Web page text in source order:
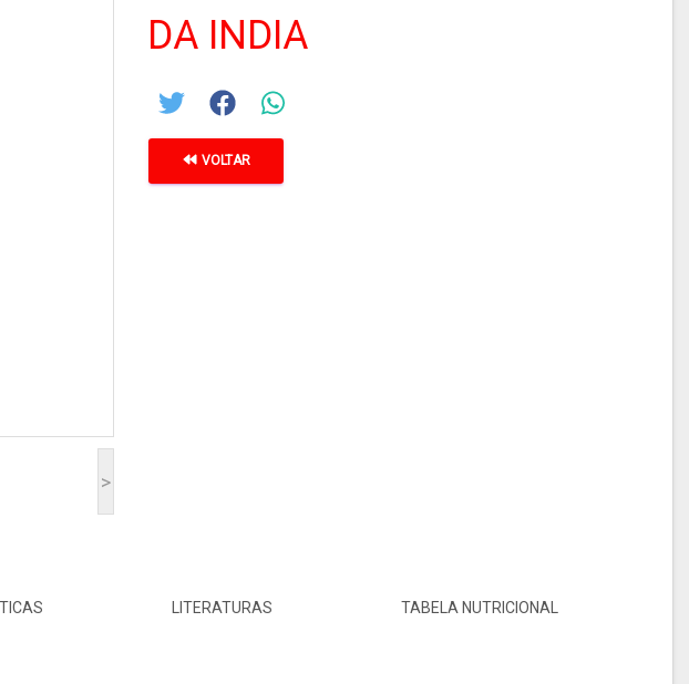
>
DA INDIA
VOLTAR
LITERATURAS TABELA NUTRICIONAL